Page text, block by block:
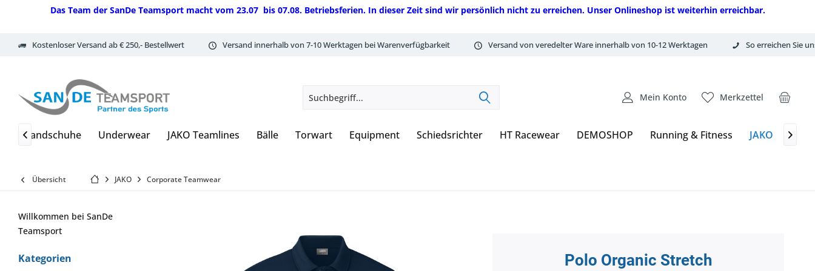
Das Team der SanDe Teamsport macht vom 23.07 bis 07.08. Betriebsferien. In dieser Zeit sind wir persönlich nicht zu erreichen. Unser Onlineshop ist weiterhin erreichbar.
Kostenloser Versand ab € 250,- Bestellwert Versand innerhalb von 7-10 Werktagen bei Warenverfügbarkeit Versand von veredelter Ware innerhalb von 10-12 Werktagen So erreichen Sie
Merkzettel
Mein Konto
& Handschuhe Underwear JAKO Teamlines Bälle Torwart Equipment Schiedsrichter HT Racewear DEMOSHOP Running & Fitness JAKO
 
Übersicht JAKO Corporate Teamwear
Willkommen bei SanDe
Teamsport
Kategorien Polo Organic Stretch